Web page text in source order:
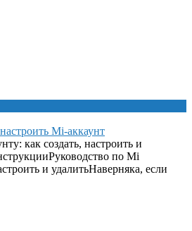
Mi-аккаунт
как создать, настроить и
по Mi
и удалитьНаверняка, если